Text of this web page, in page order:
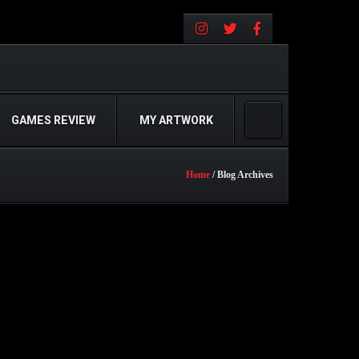
GAMES REVIEW MY ARTWORK
Home / Blog Archives